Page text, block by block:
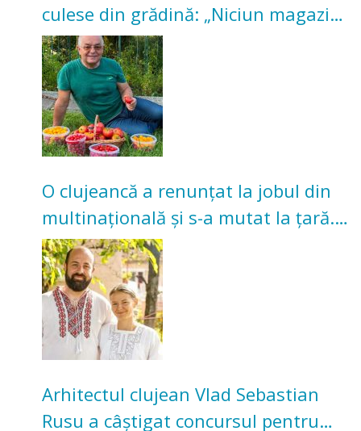
culese din grădină: „Niciun magazin
nu poate oferi această satisfacție”
O clujeancă a renunțat la jobul din
multinațională și s-a mutat la țară.
Acum cultivă legume în grădina
bunicilor
Arhitectul clujean Vlad Sebastian
Rusu a câștigat concursul pentru